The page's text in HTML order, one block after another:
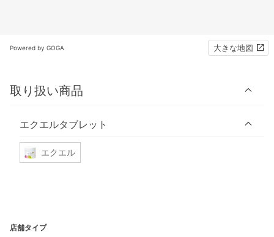
Powered by GOGA 大きな地図
取り扱い商品
エクエルタブレット
エクエル
店舗タイプ